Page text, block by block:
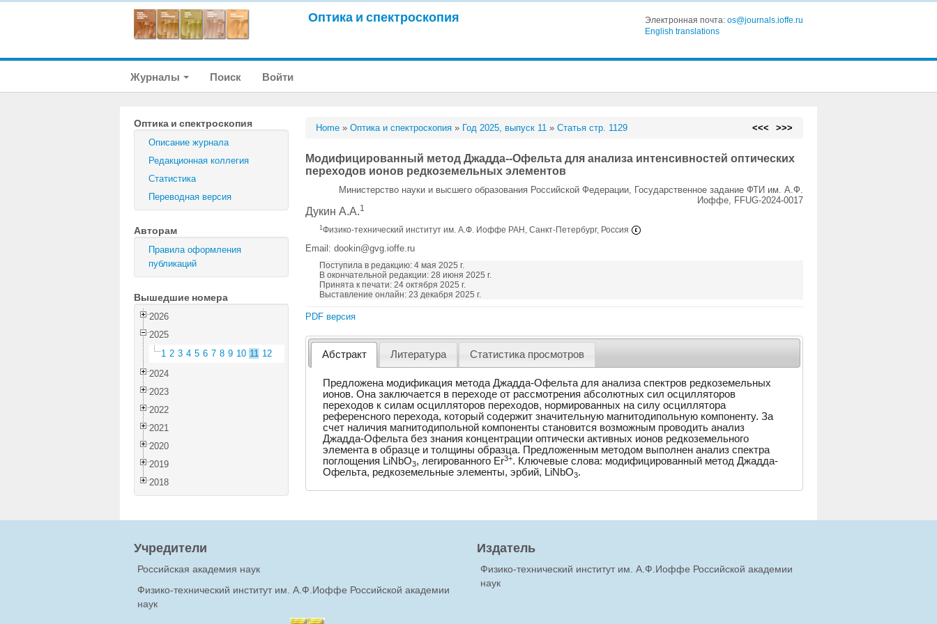
Оптика и спектроскопия Электронная почта: os@journals.ioffe.ru
English translations
Журналы Поиск Войти
Оптика и спектроскопия
Описание журнала
Редакционная коллегия
Статистика
Переводная версия
Авторам
Правила оформления
публикаций
Вышедшие номера
2026
2025
1 2 3 4 5 6 7 8 9 10 11 12
2024
2023
2022
2021
2020
2019
2018
Home »Оптика и спектроскопия » Год 2025, выпуск 11 »Статья стр. 1129 <<< >>>
Модифицированный метод Джадда--Офельта для анализа интенсивностей оптических
переходов ионов редкоземельных элементов
Министерство науки и высшего образования Российской Федерации, Государственное задание ФТИ им. А.Ф.
Иоффе, FFUG-2024-0017
Дукин А.А.1
1Физико-технический институт им. А.Ф. Иоффе РАН, Санкт-Петербург, Россия
Email: dookin@gvg.ioffe.ru
Поступила в редакцию: 4 мая 2025 г.
В окончательной редакции: 28 июня 2025 г.
Принята к печати: 24 октября 2025 г.
Выставление онлайн: 23 декабря 2025 г.
PDF версия
Абстракт Литература Статистика просмотров
Предложена модификация метода Джадда-Офельта для анализа спектров редкоземельных
ионов. Она заключается в переходе от рассмотрения абсолютных сил осцилляторов
переходов к силам осцилляторов переходов, нормированных на силу осциллятора
референсного перехода, который содержит значительную магнитодипольную компоненту. За
счет наличия магнитодипольной компоненты становится возможным проводить анализ
Джадда-Офельта без знания концентрации оптически активных ионов редкоземельного
элемента в образце и толщины образца. Предложенным методом выполнен анализ спектра
поглощения LiNbO3, легированного Er3+. Ключевые слова: модифицированный метод Джадда-
Офельта, редкоземельные элементы, эрбий, LiNbO3.
Учредители
Российская академия наук
Физико-технический институт им. А.Ф.Иоффе Российской академии
наук
Издатель
Физико-технический институт им. А.Ф.Иоффе Российской академии
наук